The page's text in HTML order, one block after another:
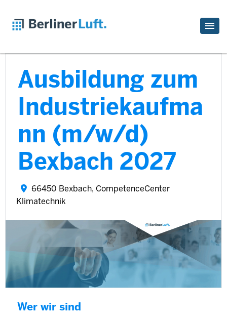
Ausbildung zum
Industriekaufma
nn (m/w/d)
Bexbach 2027
66450 Bexbach, CompetenceCenter
Klimatechnik
Wer wir sind